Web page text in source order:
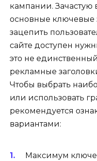
кампании. Зачастую
основные ключевые
зацепить
сайте доступен
это не
рекламные
Чтобы выбрать
или использовать
рекомендуется
вариантами:
Максимум